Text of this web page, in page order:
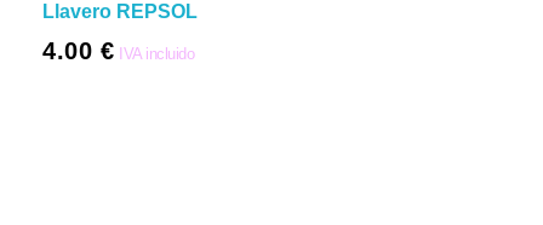
Llavero REPSOL
4.00 € IVA incluido